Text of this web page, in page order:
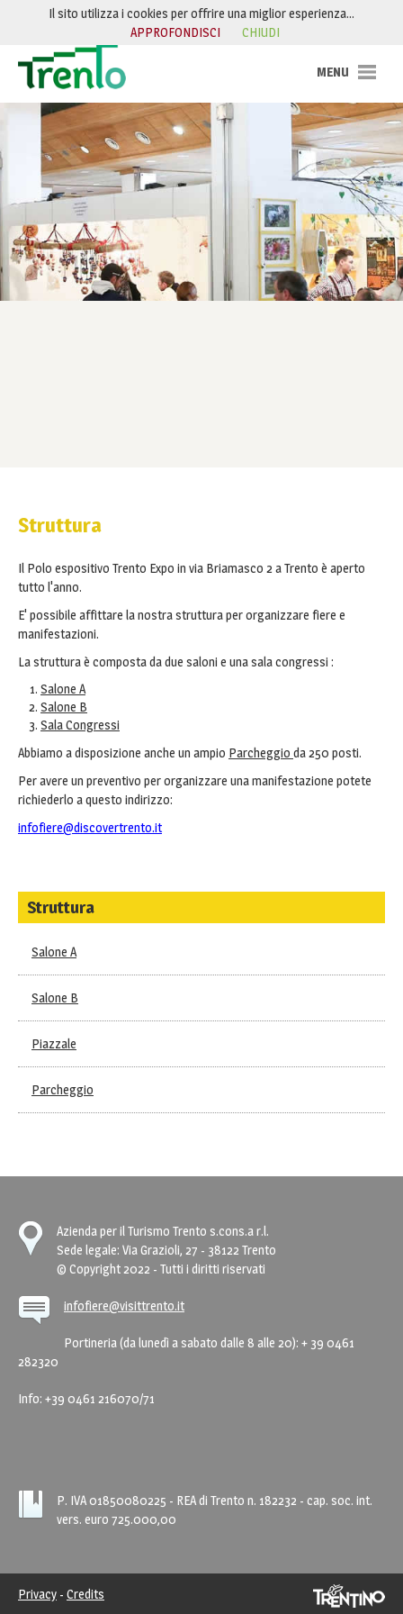
Salta al contenuto
Struttura
Il Polo espositivo Trento Expo in via Briamasco 2 a Trento è aperto
tutto l'anno.
E' possibile affittare la nostra struttura per organizzare fiere e
manifestazioni.
La struttura è composta da due saloni e una sala congressi :
Salone A
Salone B
Sala Congressi
Abbiamo a disposizione anche un ampio Parcheggio da 250 posti.
Per avere un preventivo per organizzare una manifestazione potete
richiederlo a questo indirizzo:
infofiere@discovertrento.it
Struttura
Salone A
Salone B
Piazzale
Parcheggio
Azienda per il Turismo Trento s.cons.a r.l.
Sede legale: Via Grazioli, 27 - 38122 Trento
© Copyright 2022 - Tutti i diritti riservati
infofiere@visittrento.it
Portineria (da lunedì a sabato dalle 8 alle 20): + 39 0461
282320
Info: +39 0461 216070/71
P. IVA 01850080225 - REA di Trento n. 182232 - cap. soc. int.
vers. euro 725.000,00
Privacy - Credits
Il sito utilizza i cookies per offrire una miglior esperienza…
APPROFONDISCI
CHIUDI